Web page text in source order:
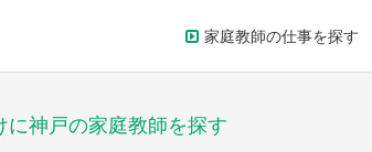
家庭教師の仕事を探す
に神戸の家庭教師を探す